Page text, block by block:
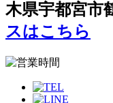
木県宇都宮市
スはこちら